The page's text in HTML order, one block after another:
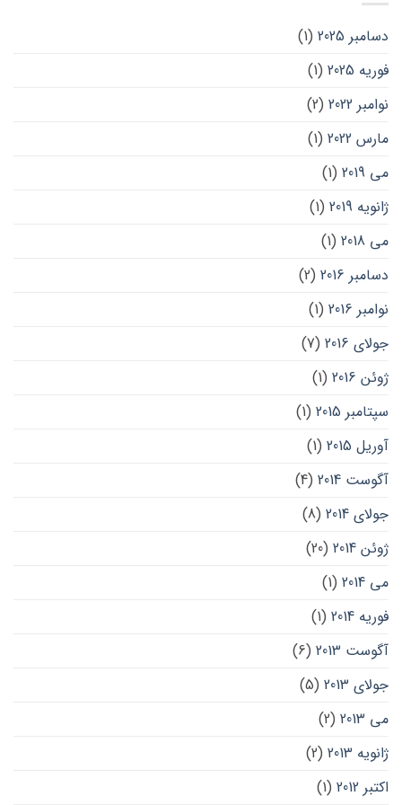
دسامبر 2025
(1)
فوریه 2025
(1)
نوامبر 2022
(2)
مارس 2022
(1)
می 2019
(1)
ژانویه 2019
(1)
می 2018
(1)
دسامبر 2016
(2)
نوامبر 2016
(1)
جولای 2016
(7)
ژوئن 2016
(1)
سپتامبر 2015
(1)
آوریل 2015
(1)
آگوست 2014
(4)
جولای 2014
(8)
ژوئن 2014
(20)
می 2014
(1)
فوریه 2014
(1)
آگوست 2013
(6)
جولای 2013
(5)
می 2013
(2)
ژانویه 2013
(2)
اکتبر 2012
(1)